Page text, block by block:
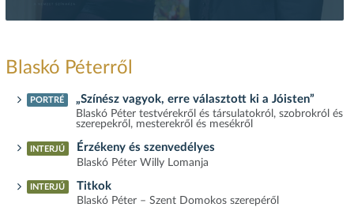
Blaskó Péterről
PORTRÉ „Színész vagyok, erre választott ki a Jóisten”
Blaskó Péter testvérekről és társulatokról, szobrokról és
szerepekről, mesterekről és mesékről
INTERJÚ Érzékeny és szenvedélyes
Blaskó Péter Willy Lomanja
INTERJÚ Titkok
Blaskó Péter – Szent Domokos szerepéről